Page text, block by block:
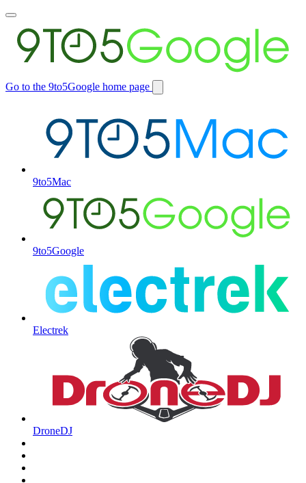
Toggle
main
menu
Go to the 9to5Google home page
Switch
9to5Mac
9to5Google
Electrek
DroneDJ